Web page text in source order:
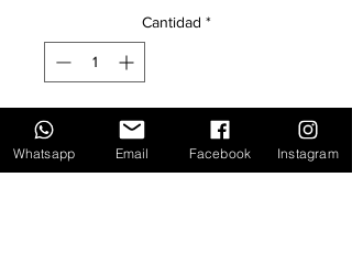
Cantidad *
Agregar al carrito
Whatsapp Email Facebook Instagram